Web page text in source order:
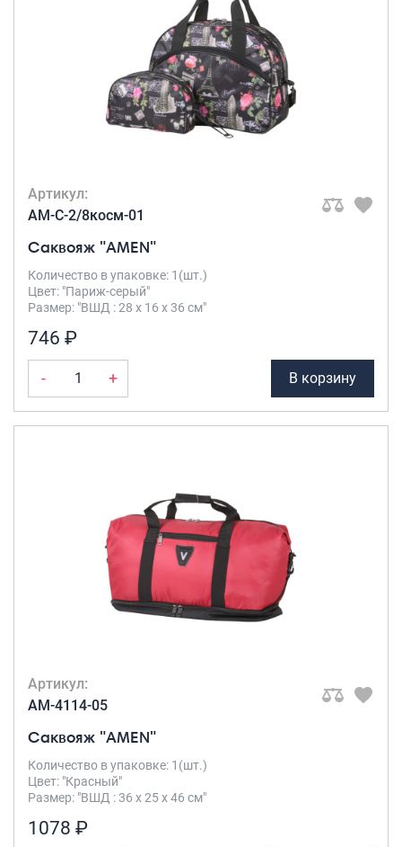
Артикул:
AM-C-2/8косм-01
Саквояж "AMEN"
Количество в упаковке: 1(шт.)
Цвет: "Париж-серый"
Размер: "ВШД : 28 х 16 х 36 см"
746 ₽
- + В корзину
Артикул:
AM-4114-05
Саквояж "AMEN"
Количество в упаковке: 1(шт.)
Цвет: "Красный"
Размер: "ВШД : 36 х 25 х 46 см"
1078 ₽